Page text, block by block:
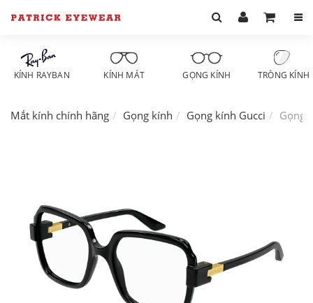
KÍNH RAYBAN KÍNH MÁT GỌNG KÍNH TRÒNG KÍNH
Mắt kính chính hãng Gọng kính Gọng kính Gucci Gọng